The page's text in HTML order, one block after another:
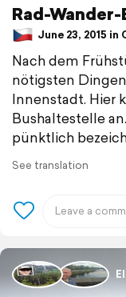
Rad-Wander-
June 23, 2015 in
Nach dem
nötigsten
Innenstadt. Hier
Bushaltestelle
pünktlich
See translation